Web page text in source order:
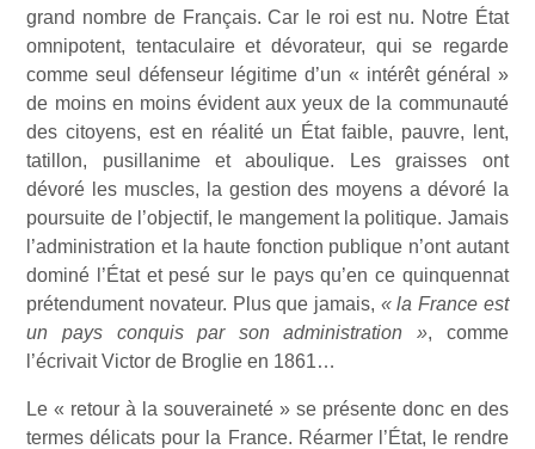
grand nombre de Français. Car le roi est nu. Notre État
omnipotent, tentaculaire et dévorateur, qui se regarde
comme seul défenseur légitime d’un « intérêt général »
de moins en moins évident aux yeux de la communauté
des citoyens, est en réalité un État faible, pauvre, lent,
tatillon, pusillanime et aboulique. Les graisses ont
dévoré les muscles, la gestion des moyens a dévoré la
poursuite de l’objectif, le mangement la politique. Jamais
l’administration et la haute fonction publique n’ont autant
dominé l’État et pesé sur le pays qu’en ce quinquennat
prétendument novateur. Plus que jamais, « la France est
un pays conquis par son administration », comme
l’écrivait Victor de Broglie en 1861…
Le « retour à la souveraineté » se présente donc en des
termes délicats pour la France. Réarmer l’État, le rendre